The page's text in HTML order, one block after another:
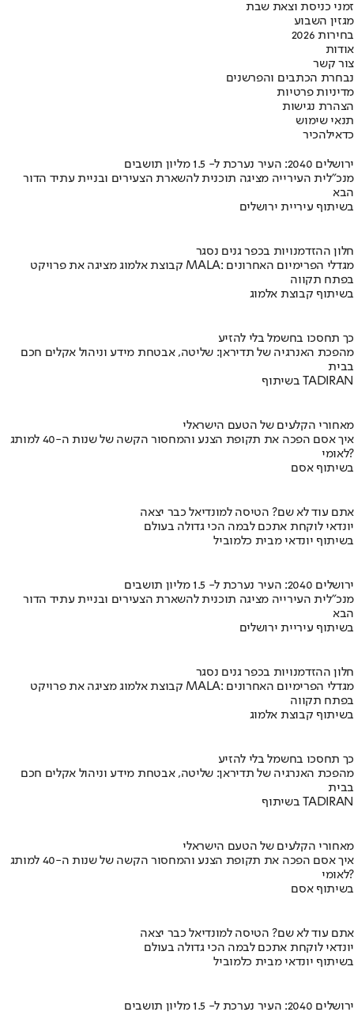
זמני כניסת וצאת שבת
מגזין השבוע
בחירות 2026
אודות
צור קשר
נבחרת הכתבים והפרשנים
מדיניות פרטיות
הצהרת נגישות
תנאי שימוש
כדאילהכיר
ירושלים 2040: העיר נערכת ל- 1.5 מליון תושבים
מנכ"לית העירייה מציגה תוכנית להשארת הצעירים ובניית עתיד הדור
הבא
בשיתוף עיריית ירושלים
חלון ההזדמנויות בכפר גנים נסגר
קבוצת אלמוג מציגה את פרויקט MALA: מגדלי הפרימיום האחרונים
בפתח תקווה
בשיתוף קבוצת אלמוג
כך תחסכו בחשמל בלי להזיע
מהפכת האנרגיה של תדיראן: שליטה, אבטחת מידע וניהול אקלים חכם
בבית
בשיתוף TADIRAN
מאחורי הקלעים של הטעם הישראלי
איך אסם הפכה את תקופת הצנע והמחסור הקשה של שנות ה-40 למותג
לאומי?
בשיתוף אסם
אתם עוד לא שם? הטיסה למונדיאל כבר יצאה
יונדאי לוקחת אתכם לבמה הכי גדולה בעולם
בשיתוף יונדאי מבית כלמוביל
ירושלים 2040: העיר נערכת ל- 1.5 מליון תושבים
מנכ"לית העירייה מציגה תוכנית להשארת הצעירים ובניית עתיד הדור
הבא
בשיתוף עיריית ירושלים
חלון ההזדמנויות בכפר גנים נסגר
קבוצת אלמוג מציגה את פרויקט MALA: מגדלי הפרימיום האחרונים
בפתח תקווה
בשיתוף קבוצת אלמוג
כך תחסכו בחשמל בלי להזיע
מהפכת האנרגיה של תדיראן: שליטה, אבטחת מידע וניהול אקלים חכם
בבית
בשיתוף TADIRAN
מאחורי הקלעים של הטעם הישראלי
איך אסם הפכה את תקופת הצנע והמחסור הקשה של שנות ה-40 למותג
לאומי?
בשיתוף אסם
אתם עוד לא שם? הטיסה למונדיאל כבר יצאה
יונדאי לוקחת אתכם לבמה הכי גדולה בעולם
בשיתוף יונדאי מבית כלמוביל
ירושלים 2040: העיר נערכת ל- 1.5 מליון תושבים